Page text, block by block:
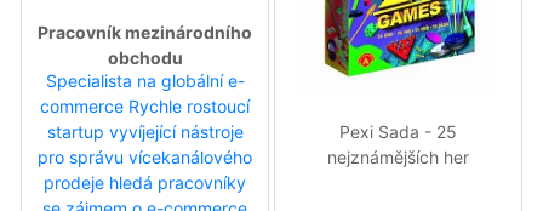
Pracovník mezinárodního
obchodu
Specialista na globální e-
commerce Rychle rostoucí
startup vyvíjející nástroje
pro správu vícekanálového
prodeje hledá pracovníky
Pexi Sada - 25
nejznámějších her